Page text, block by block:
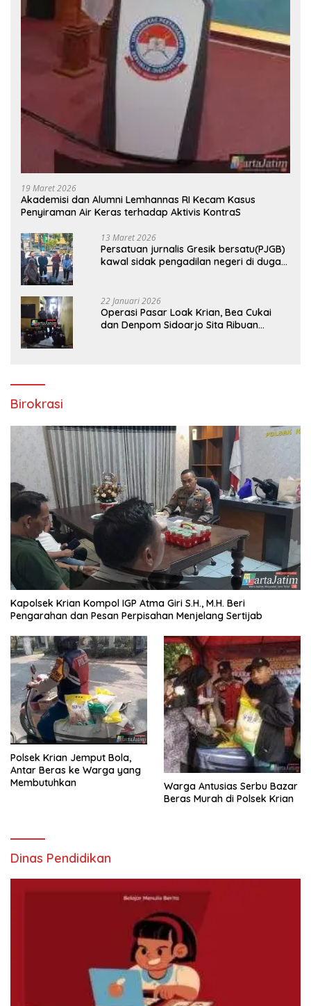
19 Maret 2026
Akademisi dan Alumni Lemhannas RI Kecam Kasus
Penyiraman Air Keras terhadap Aktivis KontraS
13 Maret 2026
Persatuan jurnalis Gresik bersatu(PJGB)
kawal sidak pengadilan negeri di duga
22 Januari 2026
Operasi Pasar Loak Krian, Bea Cukai
dan Denpom Sidoarjo Sita Ribuan
Birokrasi
Kapolsek Krian Kompol IGP Atma Giri S.H., M.H. Beri
Pengarahan dan Pesan Perpisahan Menjelang Sertijab
Polsek Krian Jemput Bola,
Antar Beras ke Warga yang
Membutuhkan
Warga Antusias Serbu Bazar
Beras Murah di Polsek Krian
Dinas Pendidikan